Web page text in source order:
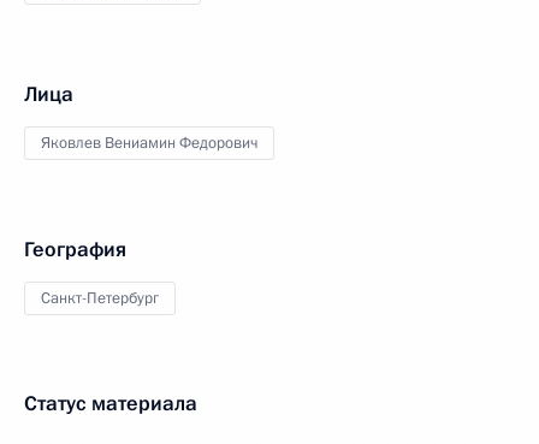
Лица
Яковлев Вениамин Федорович
География
Санкт-Петербург
Статус материала